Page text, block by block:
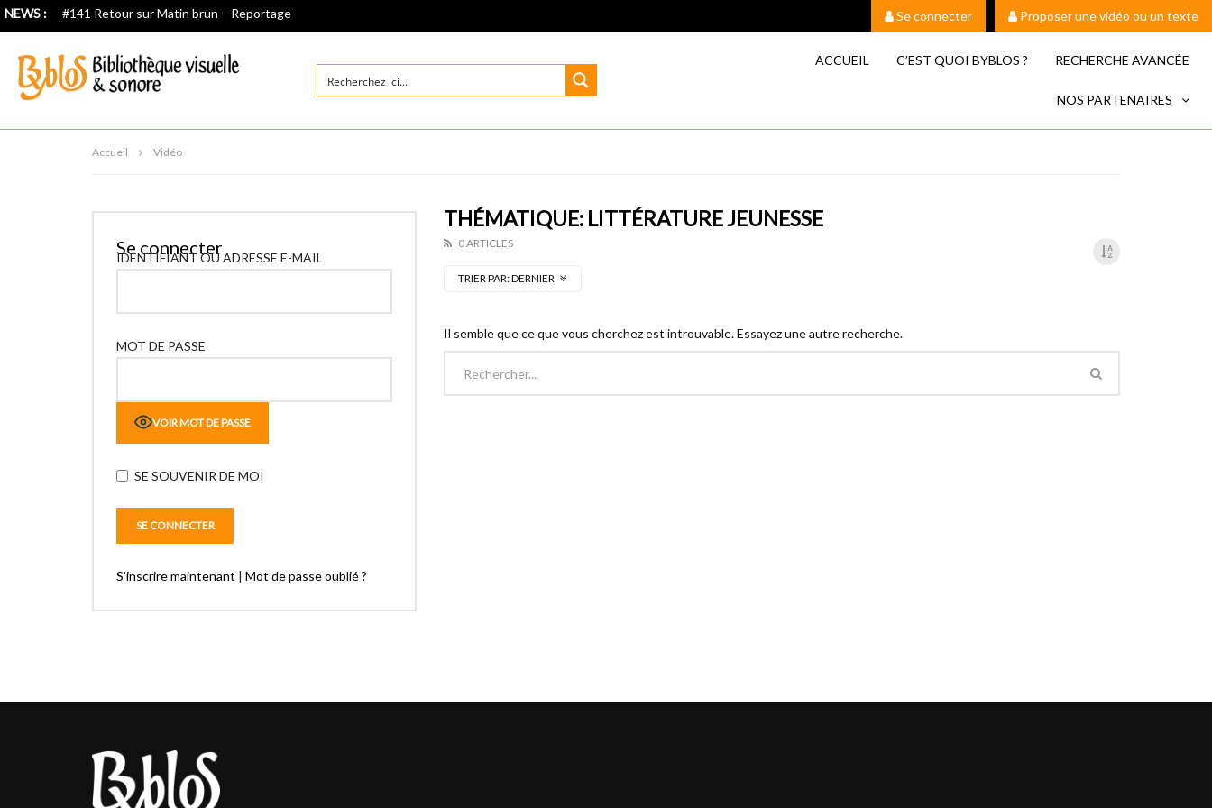
NEWS : #141 Retour sur Matin brun – Reportage Se connecter Proposer une vidéo ou un texte
ACCUEIL C’EST QUOI BYBLOS ? RECHERCHE AVANCÉE
NOS PARTENAIRES
Accueil Vidéo
THÉMATIQUE: LITTÉRATURE JEUNESSE
0 ARTICLES
TRIER PAR:DERNIER
Il semble que ce que vous cherchez est introuvable. Essayez une autre recherche.
Se connecter
IDENTIFIANT OU ADRESSE E-MAIL
MOT DE PASSE
VOIR MOT DE PASSE
SE SOUVENIR DE MOI
S’inscrire maintenant | Mot de passe oublié ?